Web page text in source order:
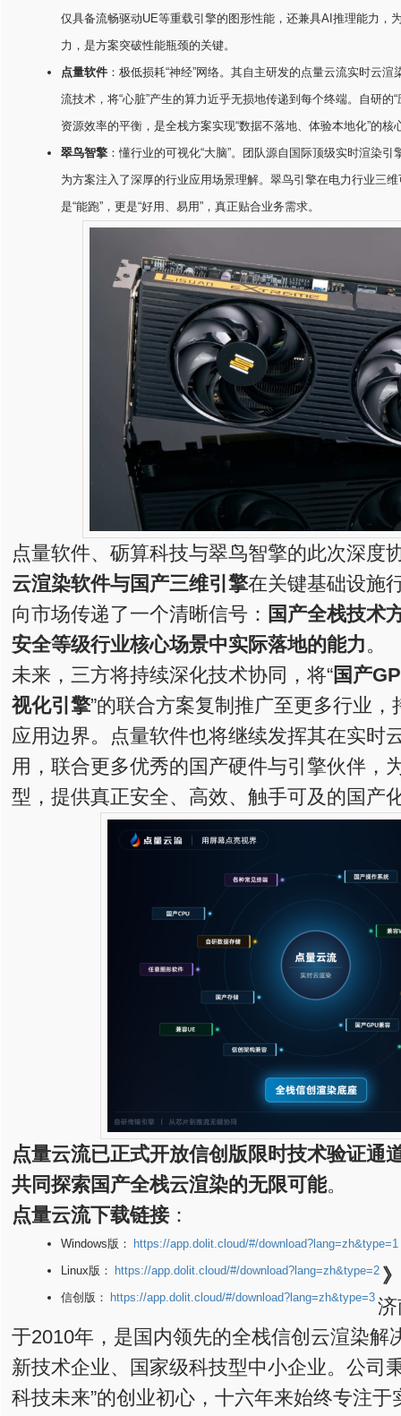
仅具备流畅驱动UE等重载引擎的图形性能，还兼具AI推理能力，
力，是方案突破性能瓶颈的关键。
点量软件 ：极低损耗“神经”网络。其自主研发的点量云流实时云
流技术，将“心脏”产生的算力近乎无损地传递到每个终端。自研的
资源效率的平衡，是全栈方案实现“数据不落地、体验本地化”的核
翠鸟智擎 ：懂行业的可视化“大脑”。团队源自国际顶级实时渲染
为方案注入了深厚的行业应用场景理解。翠鸟引擎在电力行业三
是“能跑”，更是“好用、易用”，真正贴合业务需求。
点量软件、砺算科技与翠鸟智擎的此次深度
云渲染软件与国产三维引擎在关键基础设施
向市场传递了一个清晰信号： 国产全栈技术
安全等级行业核心场景中实际落地的能力。
未来，三方将持续深化技术协同，将“国产
视化引擎”的联合方案复制推广至更多行业
应用边界。点量软件也将继续发挥其在实时
用，联合更多优秀的国产硬件与引擎伙伴，
型，提供真正安全、高效、触手可及的国产
点量云流已正式开放信创版限时技术验证通
共同探索国产全栈云渲染的无限可能。
点量云流下载链接：
Windows版：
https://app.dolit.cloud/#/download?lang=zh&type=1
Linux版：
https://app.dolit.cloud/#/download?lang=zh&type=2
信创版：
https://app.dolit.cloud/#/download?lang=zh&type=3
于2010年，是国内领先的全栈信创云渲染解
新技术企业、国家级科技型中小企业。公司
科技未来”的创业初心，十六年来始终专注